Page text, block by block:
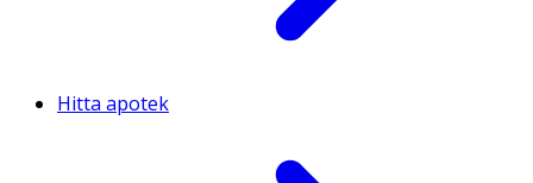
Hitta apotek